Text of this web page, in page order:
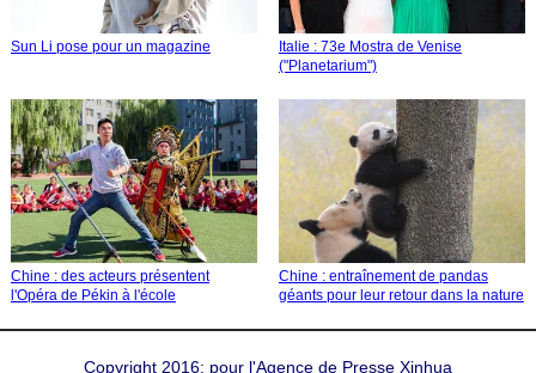
Sun Li pose pour un magazine
Italie : 73e Mostra de Venise
("Planetarium")
Chine : des acteurs présentent
l'Opéra de Pékin à l'école
Chine : entraînement de pandas
géants pour leur retour dans la nature
Copyright 2016: pour l'Agence de Presse Xinhua